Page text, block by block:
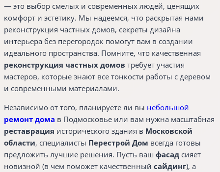
— это выбор смелых и современных людей, ценящих
комфорт и эстетику. Мы надеемся, что раскрытая нами
реконструкция частных домов, секреты дизайна
интерьера без перегородок помогут вам в создании
идеального пространства. Помните, что качественная
реконструкция частных домов требует участия
мастеров, которые знают все тонкости работы с деревом
и современными материалами.
Независимо от того, планируете ли вы небольшой
ремонт дома в Подмосковье или вам нужна масштабная
реставрация исторического здания в Московской
области, специалисты Перестрой Дом всегда готовы
предложить лучшие решения. Пусть ваш фасад сияет
новизной (в чем поможет качественный сайдинг), а